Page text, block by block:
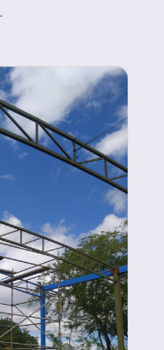
en
operaciones